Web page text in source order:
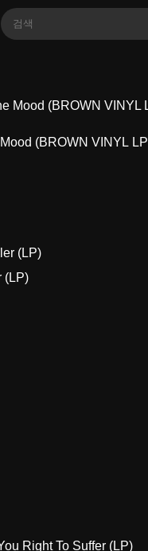
(BROWN VINYL LP +
(LP)